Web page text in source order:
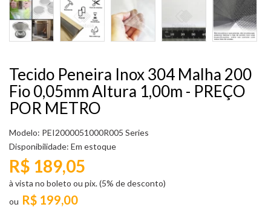
Tecido Peneira Inox 304 Malha 200
Fio 0,05mm Altura 1,00m - PREÇO
POR METRO
Modelo: PEI2000051000R005 Series
Disponibilidade: Em estoque
R$ 199,00
R$ 189,05
à vista no boleto ou pix. (5% de desconto)